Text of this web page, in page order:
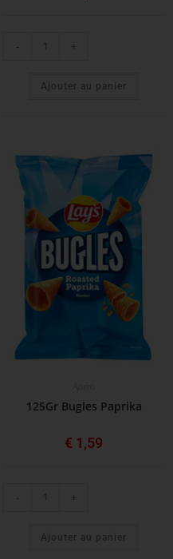
- +
Ajouter au panier
125Gr Bugles Paprika
€ 1,59
- +
Ajouter au panier